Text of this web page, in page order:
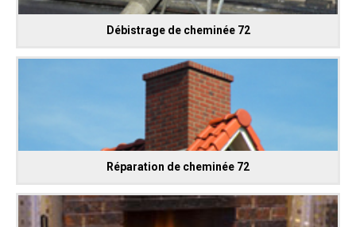
Débistrage de cheminée 72
Réparation de cheminée 72